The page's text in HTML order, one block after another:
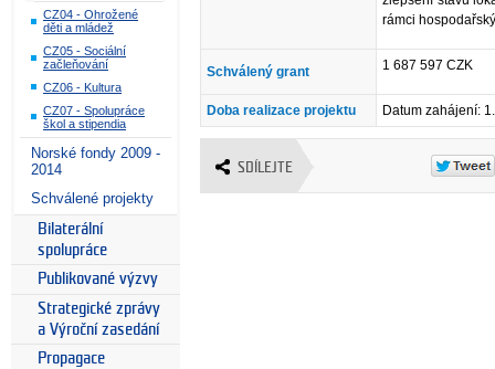
CZ04 - Ohrožené
děti a mládež
CZ05 - Sociální
začleňování
CZ06 - Kultura
CZ07 - Spolupráce
škol a stipendia
Norské fondy 2009 -
2014
Schválené projekty
Bilaterální
spolupráce
Publikované výzvy
Strategické zprávy
a Výroční zasedání
Propagace
rámci
Schválený grant 1 687 597 CZK
Doba realizace projektu Datum zahájení:
SDÍLEJTE